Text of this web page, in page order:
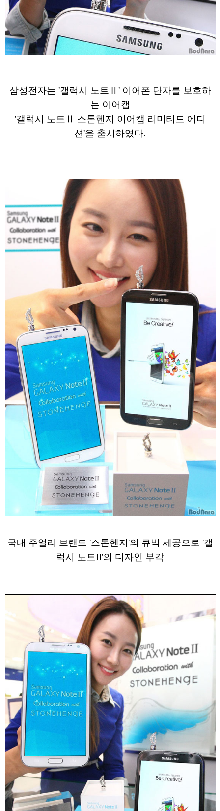
삼성전자는 '갤럭시 노트Ⅱ' 이어폰 단자를 보호하
는 이어캡
'갤럭시 노트Ⅱ 스톤헨지 이어캡 리미티드 에디
션'을 출시하였다.
국내 주얼리 브랜드 '스톤헨지'의 큐빅 세공으로 '갤
럭시 노트II'의 디자인 부각